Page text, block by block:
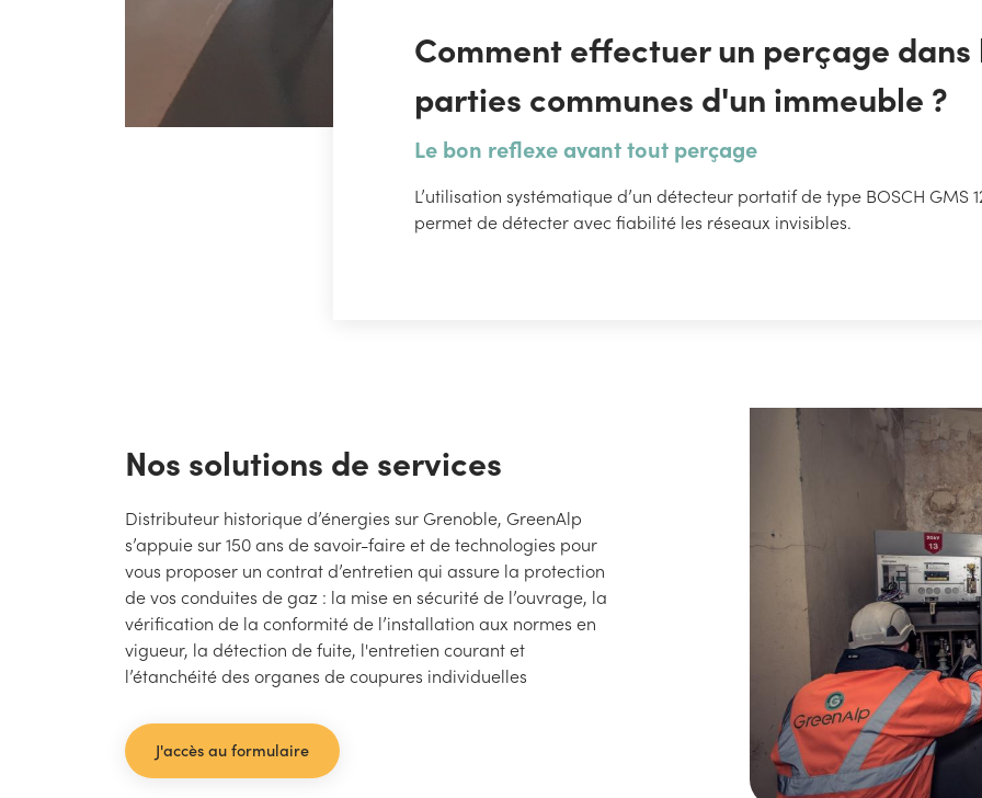
Comment effectuer un perçage dans
parties communes d'un immeuble ?
Le bon reflexe avant tout perçage
L’utilisation systématique d’un détecteur portatif de type BOSCH GMS
permet de détecter avec fiabilité les réseaux invisibles.
Nos solutions de services
Distributeur historique d’énergies sur Grenoble, GreenAlp
s’appuie sur 150 ans de savoir-faire et de technologies pour
vous proposer un contrat d’entretien qui assure la protection
de vos conduites de gaz : la mise en sécurité de l’ouvrage, la
vérification de la conformité de l’installation aux normes en
vigueur, la détection de fuite, l'entretien courant et
l’étanchéité des organes de coupures individuelles
J'accès au formulaire